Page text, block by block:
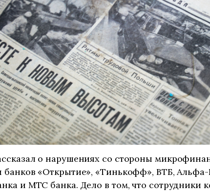
о нарушениях со стороны
банков «Открытие», «Тинькофф», ВТБ, Альфа-
и МТС банка. Дело в том, что сотрудники